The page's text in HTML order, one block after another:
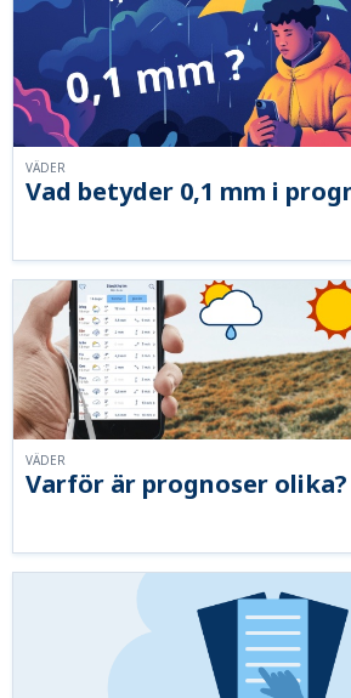
Vad betyder 0,1 mm i
VÄDER
Varför är prognoser olika?
VÄDER